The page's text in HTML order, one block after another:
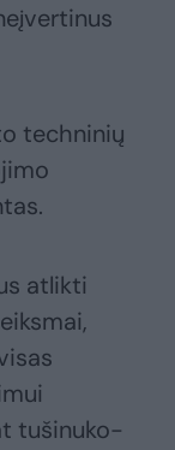
techninių
atlikti
tušinuko-